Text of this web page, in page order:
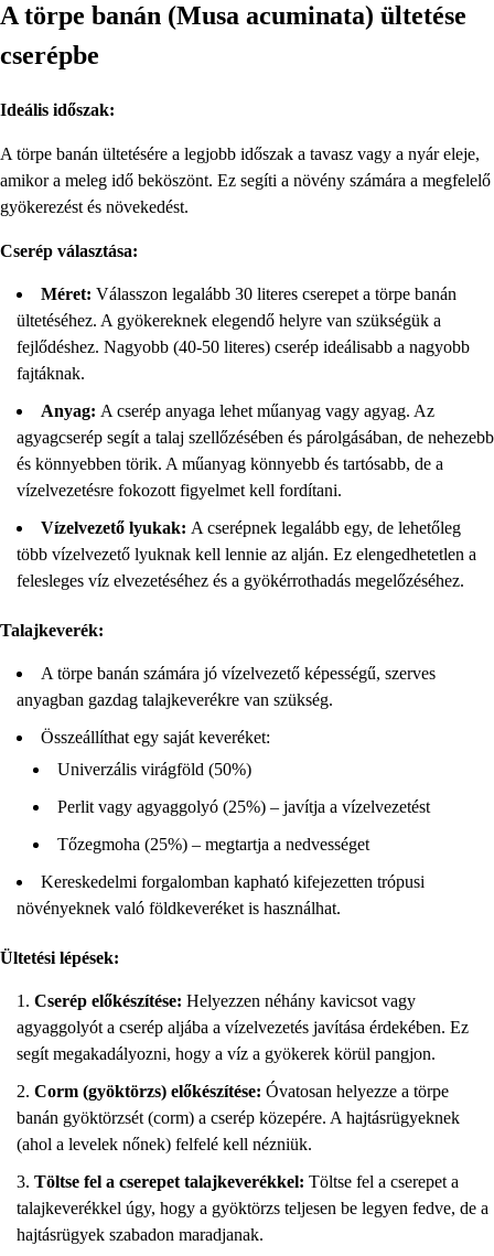
A törpe banán (Musa acuminata) ültetése
cserépbe
Ideális időszak:
A törpe banán ültetésére a legjobb időszak a tavasz vagy a nyár eleje,
amikor a meleg idő beköszönt. Ez segíti a növény számára a megfelelő
gyökerezést és növekedést.
Cserép választása:
Méret: Válasszon legalább 30 literes cserepet a törpe banán
ültetéséhez. A gyökereknek elegendő helyre van szükségük a
fejlődéshez. Nagyobb (40-50 literes) cserép ideálisabb a nagyobb
fajtáknak.
Anyag: A cserép anyaga lehet műanyag vagy agyag. Az
agyagcserép segít a talaj szellőzésében és párolgásában, de nehezebb
és könnyebben törik. A műanyag könnyebb és tartósabb, de a
vízelvezetésre fokozott figyelmet kell fordítani.
Vízelvezető lyukak: A cserépnek legalább egy, de lehetőleg
több vízelvezető lyuknak kell lennie az alján. Ez elengedhetetlen a
felesleges víz elvezetéséhez és a gyökérrothadás megelőzéséhez.
Talajkeverék:
A törpe banán számára jó vízelvezető képességű, szerves
anyagban gazdag talajkeverékre van szükség.
Összeállíthat egy saját keveréket:
Univerzális virágföld (50%)
Perlit vagy agyaggolyó (25%) – javítja a vízelvezetést
Tőzegmoha (25%) – megtartja a nedvességet
Kereskedelmi forgalomban kapható kifejezetten trópusi
növényeknek való földkeveréket is használhat.
Ültetési lépések:
Cserép előkészítése: Helyezzen néhány kavicsot vagy
agyaggolyót a cserép aljába a vízelvezetés javítása érdekében. Ez
segít megakadályozni, hogy a víz a gyökerek körül pangjon.
Corm (gyöktörzs) előkészítése: Óvatosan helyezze a törpe
banán gyöktörzsét (corm) a cserép közepére. A hajtásrügyeknek
(ahol a levelek nőnek) felfelé kell nézniük.
Töltse fel a cserepet talajkeverékkel: Töltse fel a cserepet a
talajkeverékkel úgy, hogy a gyöktörzs teljesen be legyen fedve, de a
hajtásrügyek szabadon maradjanak.